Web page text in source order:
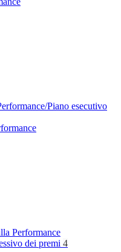
Piano esecutivo
Performance
dei premi 4